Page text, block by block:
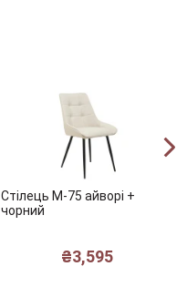
Стілець M-75 айворі +
чорний
₴3,595